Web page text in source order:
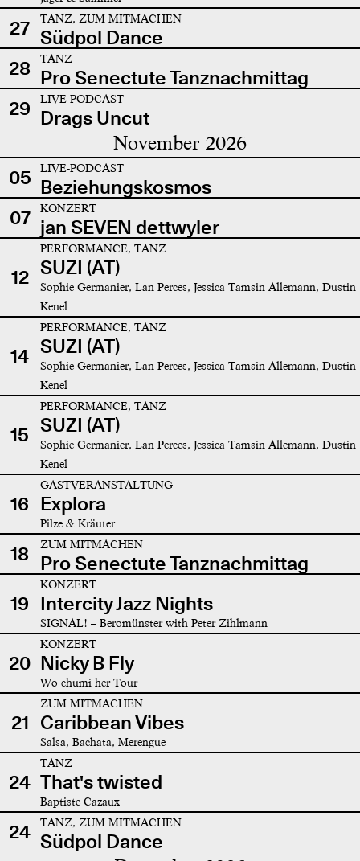
27 TANZ, ZUM MITMACHEN
Südpol Dance
28
TANZ
Pro Senectute Tanznachmittag
29
LIVE-PODCAST
Drags Uncut
November 2026
05 LIVE-PODCAST
Beziehungskosmos
07
KONZERT
jan SEVEN dettwyler
12
PERFORMANCE, TANZ
SUZI (AT)
Sophie Germanier, Lan Perces, Jessica Tamsin Allemann, Dustin
Kenel
14
PERFORMANCE, TANZ
SUZI (AT)
Sophie Germanier, Lan Perces, Jessica Tamsin Allemann, Dustin
Kenel
15
PERFORMANCE, TANZ
SUZI (AT)
Sophie Germanier, Lan Perces, Jessica Tamsin Allemann, Dustin
Kenel
16
GASTVERANSTALTUNG
Explora
Pilze & Kräuter
18 ZUM MITMACHEN
Pro Senectute Tanznachmittag
19
KONZERT
Intercity Jazz Nights
SIGNAL! – Beromünster with Peter Zihlmann
20
KONZERT
Nicky B Fly
Wo chumi her Tour
21
ZUM MITMACHEN
Caribbean Vibes
Salsa, Bachata, Merengue
24
TANZ
That's twisted
Baptiste Cazaux
24 TANZ, ZUM MITMACHEN
Südpol Dance